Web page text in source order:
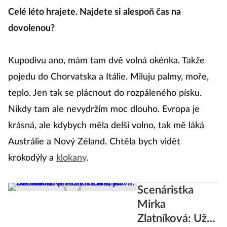
Celé léto hrajete. Najdete si alespoň čas na
dovolenou?
Kupodivu ano, mám tam dvě volná okénka. Takže
pojedu do Chorvatska a Itálie. Miluju palmy, moře,
teplo. Jen tak se plácnout do rozpáleného písku.
Nikdy tam ale nevydržím moc dlouho. Evropa je
krásná, ale kdybych měla delší volno, tak mě láká
Austrálie a Nový Zéland. Chtěla bych vidět
krokodýly a klokany.
Scenáristka
Mirka
Zlatníková: Už